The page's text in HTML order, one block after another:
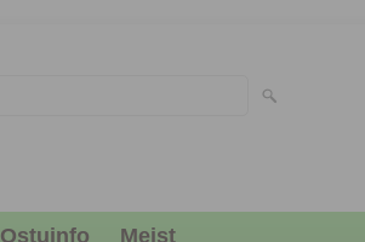
Ostuinfo Meist